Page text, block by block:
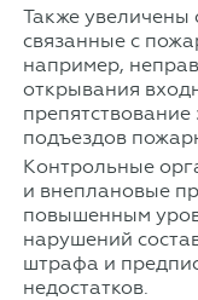
Также увеличены
связанные с
например,
открывания
подъездов
Контрольные
и внеплановые
повышенным
нарушений
штрафа и
недостатков.